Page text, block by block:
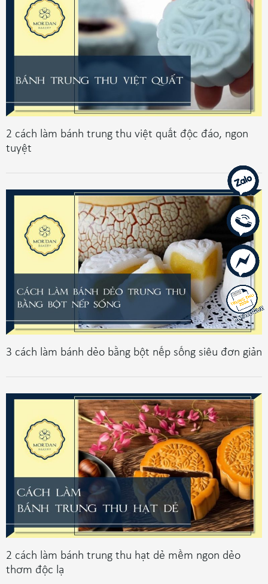
2 cách làm bánh trung thu việt quất độc đáo, ngon
tuyệt
3 cách làm bánh dẻo bằng bột nếp sống siêu đơn giản
2 cách làm bánh trung thu hạt dẻ mềm ngon dẻo
thơm độc lạ